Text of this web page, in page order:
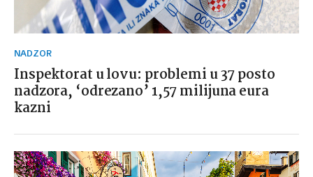
NADZOR
Inspektorat u lovu: problemi u 37 posto
nadzora, ‘odrezano’ 1,57 milijuna eura
kazni